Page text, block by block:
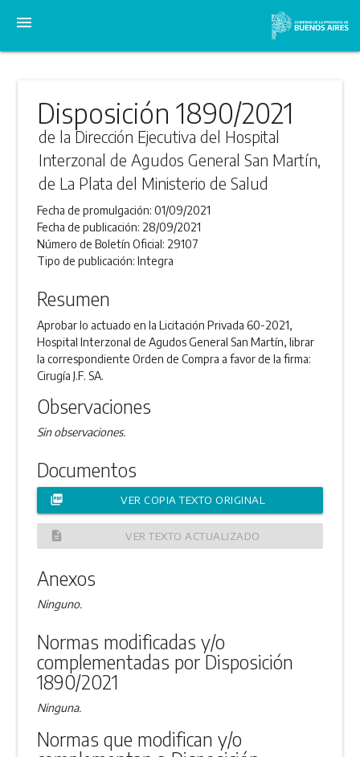
menu
Disposición 1890/2021
de la Dirección Ejecutiva del Hospital
Interzonal de Agudos General San Martín,
de La Plata del Ministerio de Salud
Fecha de promulgación:01/09/2021
Fecha de publicación: 28/09/2021
Número de Boletín Oficial: 29107
Tipo de publicación:Integra
Resumen
Aprobar lo actuado en la Licitación Privada 60-2021,
Hospital Interzonal de Agudos General San Martín, librar
la correspondiente Orden de Compra a favor de la firma:
Cirugía J.F. SA.
Observaciones
Sin observaciones.
Documentos
picture_as_pdf VER COPIA TEXTO ORIGINAL
description VER TEXTO ACTUALIZADO
Anexos
Ninguno.
Normas modificadas y/o
complementadas por Disposición
1890/2021
Ninguna.
Normas que modifican y/o